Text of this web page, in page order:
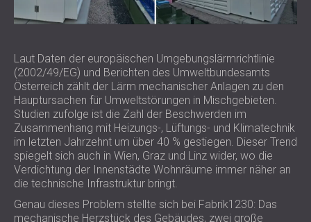
Laut Daten der europäischen Umgebungslärmrichtlinie
(2002/49/EG) und Berichten des Umweltbundesamts
Österreich zählt der Lärm mechanischer Anlagen zu den
Hauptursachen für Umweltstörungen in Mischgebieten.
Studien zufolge ist die Zahl der Beschwerden im
Zusammenhang mit Heizungs-, Lüftungs- und Klimatechnik
im letzten Jahrzehnt um über 40 % gestiegen. Dieser Trend
spiegelt sich auch in Wien, Graz und Linz wider, wo die
Verdichtung der Innenstädte Wohnräume immer näher an
die technische Infrastruktur bringt.
Genau dieses Problem stellte sich bei Fabrik1230: Das
mechanische Herzstück des Gebäudes, zwei große